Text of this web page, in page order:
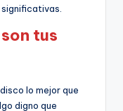
tus
lo mejor que
digno que